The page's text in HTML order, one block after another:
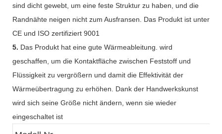
sind dicht gewebt, um eine feste Struktur zu haben, und die
Randnähte neigen nicht zum Ausfransen. Das Produkt ist unter
CE und ISO zertifiziert 9001
5. Das Produkt hat eine gute Wärmeableitung. wird
geschaffen, um die Kontaktfläche zwischen Feststoff und
Flüssigkeit zu vergrößern und damit die Effektivität der
Wärmeübertragung zu erhöhen. Dank der Handwerkskunst
wird sich seine Größe nicht ändern, wenn sie wieder
eingeschaltet ist